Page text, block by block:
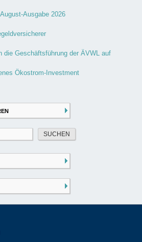
Ausgabe 2026
die Geschäftsführung der ÄVWL auf
Ökostrom-Investment